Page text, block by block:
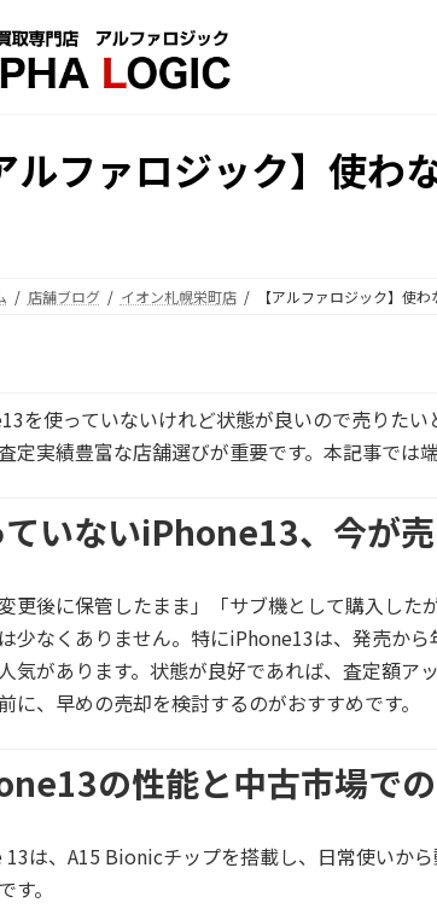
ルファロジック】使
店舗ブログ イオン札幌栄町店 【アルファロジック】使
を使っていないけれど状態が良いので売りた
定実績豊富な店舗選びが重要です。本記事では
いないiPhone13、今が
変更後に保管したまま」「サブ機として購入し
少なくありません。特にiPhone13は、発売か
気があります。状態が良好であれば、査定額ア
に、早めの売却を検討するのがおすすめです。
の性能と中古市場で
13は、A15 Bionicチップを搭載し、日常使いか
す。